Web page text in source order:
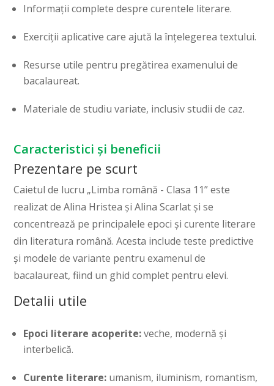
Informații complete despre curentele literare.
Exerciții aplicative care ajută la înțelegerea textului.
Resurse utile pentru pregătirea examenului de
bacalaureat.
Materiale de studiu variate, inclusiv studii de caz.
Caracteristici și beneficii
Prezentare pe scurt
Caietul de lucru „Limba română - Clasa 11” este
realizat de Alina Hristea și Alina Scarlat și se
concentrează pe principalele epoci și curente literare
din literatura română. Acesta include teste predictive
și modele de variante pentru examenul de
bacalaureat, fiind un ghid complet pentru elevi.
Detalii utile
Epoci literare acoperite:veche, modernă și
interbelică.
Curente literare: umanism, iluminism, romantism,